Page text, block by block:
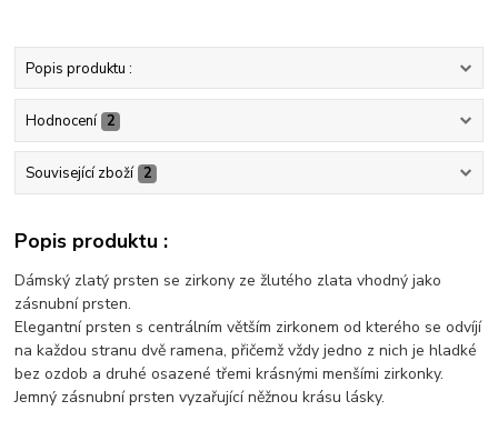
Popis produktu :
Hodnocení 2
Související zboží 2
Popis produktu :
Dámský zlatý prsten se zirkony ze žlutého zlata vhodný jako
zásnubní prsten.
Elegantní prsten s centrálním větším zirkonem od kterého se odvíjí
na každou stranu dvě ramena, přičemž vždy jedno z nich je hladké
bez ozdob a druhé osazené třemi krásnými menšími zirkonky.
Jemný zásnubní prsten vyzařující něžnou krásu lásky.